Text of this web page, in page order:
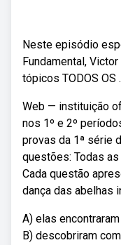
Neste episódio
Fundamental,
tópicos TODOS OS
Web — instituição
nos 1º e 2º
provas da 1ª série
questões: Todas
Cada questão
dança das abelhas
A) elas
B) descobriram